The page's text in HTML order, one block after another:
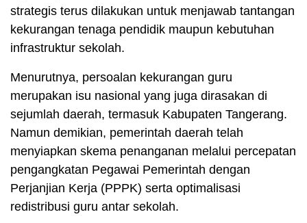
strategis terus dilakukan untuk menjawab tantangan
kekurangan tenaga pendidik maupun kebutuhan
infrastruktur sekolah.
Menurutnya, persoalan kekurangan guru
merupakan isu nasional yang juga dirasakan di
sejumlah daerah, termasuk Kabupaten Tangerang.
Namun demikian, pemerintah daerah telah
menyiapkan skema penanganan melalui percepatan
pengangkatan Pegawai Pemerintah dengan
Perjanjian Kerja (PPPK) serta optimalisasi
redistribusi guru antar sekolah.